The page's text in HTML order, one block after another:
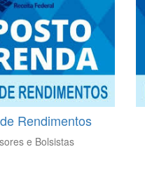
Rendimentos
e Bolsistas